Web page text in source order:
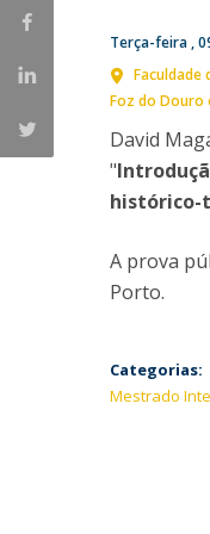
Terça-feira ,
Faculdade
Foz do Douro
David
"
histórico-
A prova
Porto.
Categorias:
Mestrado